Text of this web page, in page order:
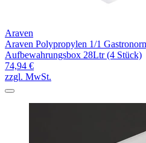
Araven
Araven Polypropylen 1/1
Aufbewahrungsbox 28Ltr (4 Stück)
74,94 €
zzgl. MwSt.